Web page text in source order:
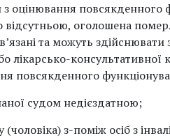
оцінювання
відсутньою, оголошена
та можуть
лікарсько-
повсякденного
судом недієздатною;
з-поміж осіб з